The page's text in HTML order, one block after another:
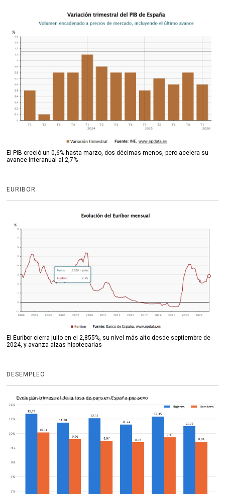
El PIB creció un 0,6% hasta marzo, dos décimas menos, pero acelera su
avance interanual al 2,7%
EURIBOR
El Euríbor cierra julio en el 2,855%, su nivel más alto desde septiembre de
2024, y avanza alzas hipotecarias
DESEMPLEO